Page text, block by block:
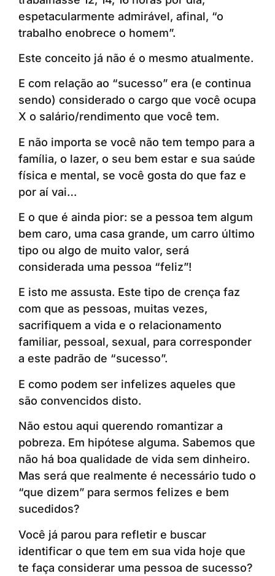
espetacularmente admirável, afinal, “o
trabalho enobrece o homem”.
Este conceito já não é o mesmo atualmente.
E com relação ao “sucesso” era (e continua
sendo) considerado o cargo que você ocupa
X o salário/rendimento que você tem.
E não importa se você não tem tempo para a
família, o lazer, o seu bem estar e sua saúde
física e mental, se você gosta do que faz e
por aí vai…
E o que é ainda pior: se a pessoa tem algum
bem caro, uma casa grande, um carro último
tipo ou algo de muito valor, será
considerada uma pessoa “feliz”!
E isto me assusta. Este tipo de crença faz
com que as pessoas, muitas vezes,
sacrifiquem a vida e o relacionamento
familiar, pessoal, sexual, para corresponder
a este padrão de “sucesso”.
E como podem ser infelizes aqueles que
são convencidos disto.
Não estou aqui querendo romantizar a
pobreza. Em hipótese alguma. Sabemos que
não há boa qualidade de vida sem dinheiro.
Mas será que realmente é necessário tudo o
“que dizem” para sermos felizes e bem
sucedidos?
Você já parou para refletir e buscar
identificar o que tem em sua vida hoje que
te faça considerar uma pessoa de sucesso?